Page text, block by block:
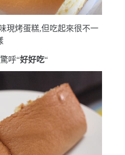
現烤蛋糕,但吃起來很不一
呼“好好吃“